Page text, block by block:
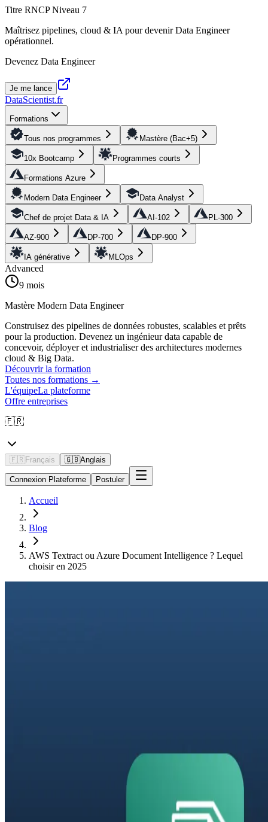
Titre RNCP Niveau 7
Maîtrisez pipelines, cloud & IA pour devenir Data Engineer
opérationnel.
Devenez Data Engineer
Je me lance
DataScientist.fr
Formations
Tous nos programmes Mastère (Bac+5)
10x Bootcamp Programmes courts
Formations Azure
Modern Data Engineer Data Analyst
Chef de projet Data & IA AI-102 PL-300
AZ-900 DP-700 DP-900
IA générative MLOps
Advanced
9 mois
Mastère Modern Data Engineer
Construisez des pipelines de données robustes, scalables et prêts
pour la production. Devenez un ingénieur data capable de
concevoir, déployer et industrialiser des architectures modernes
cloud & Big Data.
Découvrir la formation
Toutes nos formations →
L'équipeLa plateforme
Offre entreprises
🇫🇷
🇫🇷 Français 🇬🇧Anglais
Connexion Plateforme Postuler
Accueil
Blog
AWS Textract ou Azure Document Intelligence ? Lequel
choisir en 2025